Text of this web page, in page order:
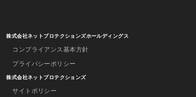
株式会社ネットプロテクションズホールディングス
コンプライアンス基本方針
プライバシーポリシー
株式会社ネットプロテクションズ
サイトポリシー